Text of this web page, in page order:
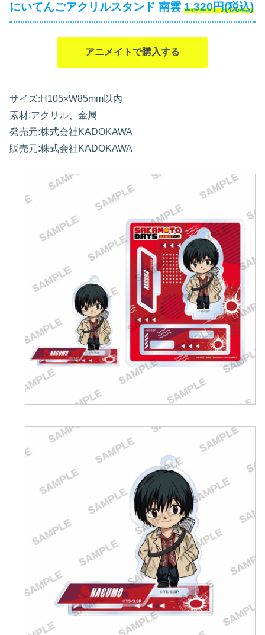
にいてんごアクリルスタンド 南雲 1,320円(税込)
アニメイトで購入する
サイズ:H105×W85mm以内
素材:アクリル、金属
発売元:株式会社KADOKAWA
販売元:株式会社KADOKAWA